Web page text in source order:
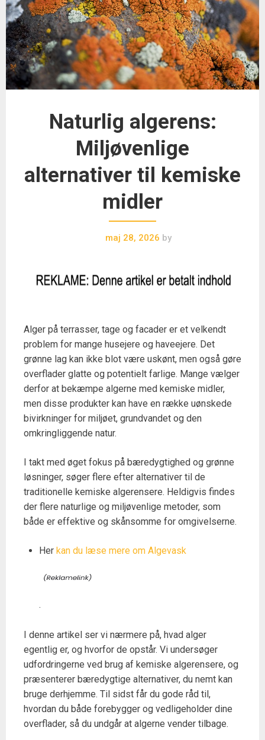
Naturlig algerens:
Miljøvenlige
alternativer til kemiske
midler
maj 28, 2026 by
Alger på terrasser, tage og facader er et velkendt
problem for mange husejere og haveejere. Det
grønne lag kan ikke blot være uskønt, men også gøre
overflader glatte og potentielt farlige. Mange vælger
derfor at bekæmpe algerne med kemiske midler,
men disse produkter kan have en række uønskede
bivirkninger for miljøet, grundvandet og den
omkringliggende natur.
I takt med øget fokus på bæredygtighed og grønne
løsninger, søger flere efter alternativer til de
traditionelle kemiske algerensere. Heldigvis findes
der flere naturlige og miljøvenlige metoder, som
både er effektive og skånsomme for omgivelserne.
Her kan du læse mere om Algevask
.
I denne artikel ser vi nærmere på, hvad alger
egentlig er, og hvorfor de opstår. Vi undersøger
udfordringerne ved brug af kemiske algerensere, og
præsenterer bæredygtige alternativer, du nemt kan
bruge derhjemme. Til sidst får du gode råd til,
hvordan du både forebygger og vedligeholder dine
overflader, så du undgår at algerne vender tilbage.